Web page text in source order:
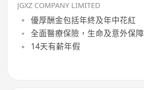
JGXZ COMPANY LIMITED
優厚酬金包括年終及年中花紅
全面醫療保險，生命及意外保障
14天有薪年假